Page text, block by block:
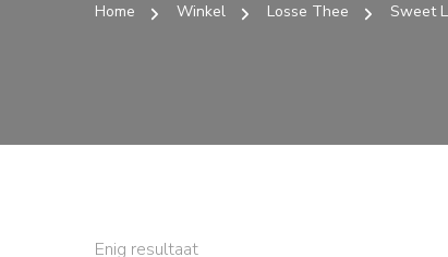
Home Winkel Losse Thee Sweet
Enig resultaat